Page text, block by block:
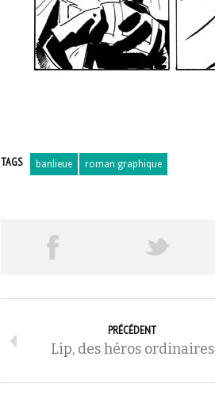
TAGS banlieue roman graphique
PRÉCÉDENT
Lip, des héros ordinaires